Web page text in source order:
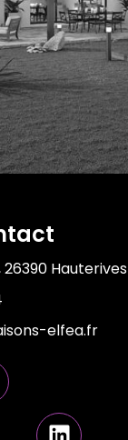
26390 Hauterives
elfea.fr